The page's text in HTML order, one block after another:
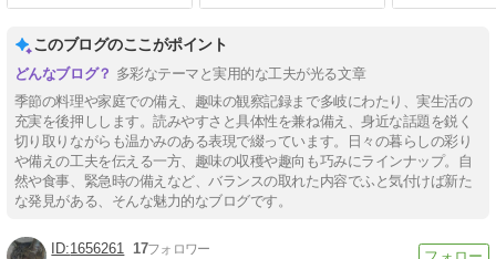
このブログのここがポイント
多彩なテーマと実用的な工夫が光る文章
季節の料理や家庭での備え、趣味の観察記録まで多岐にわたり、実生活の
充実を後押しします。読みやすさと具体性を兼ね備え、身近な話題を鋭く
切り取りながらも温かみのある表現で綴っています。日々の暮らしの彩り
や備えの工夫を伝える一方、趣味の収穫や趣向も巧みにラインナップ。自
然や食事、緊急時の備えなど、バランスの取れた内容でふと気付けば新た
な発見がある、そんな魅力的なブログです。
1656261 17